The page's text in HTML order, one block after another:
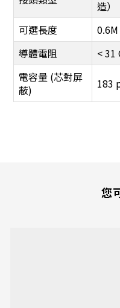
造）
可選長度
導體電阻
<
電容量 (芯對屏
蔽)
183
您